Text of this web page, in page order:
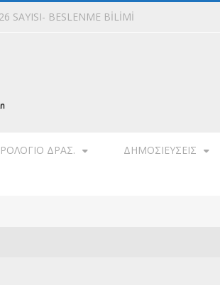
SAYISI- BESLENME BİLİMİ
ΔΡΑΣ. ΔΗΜΟΣΙΕΎΣΕΙΣ